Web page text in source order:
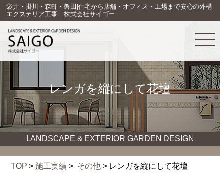
袋井・掛川・森町・磐田|住宅から店舗・オフィス・工場まで安心の外構
エクステリア工事 株式会社サイゴー
レンガを縦にして花壇
LANDSCAPE & EXTERIOR GARDEN DESIGN
TOP >施工実績 > その他 > レンガを縦にして花壇